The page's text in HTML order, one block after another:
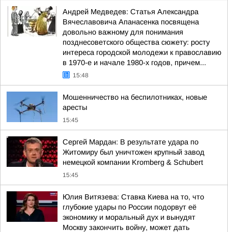
Андрей Медведев: Статья Александра
Вячеславовича Апанасенка посвящена
довольно важному для понимания
позднесоветского общества сюжету: росту
интереса городской молодежи к православию
в 1970-е и начале 1980-х годов, причем...
15:48
Мошенничество на беспилотниках, новые
аресты
15:45
Сергей Мардан: В результате удара по
Житомиру был уничтожен крупный завод
немецкой компании Kromberg & Schubert
15:45
Юлия Витязева: Ставка Киева на то, что
глубокие удары по России подорвут её
экономику и моральный дух и вынудят
Москву закончить войну, может дать